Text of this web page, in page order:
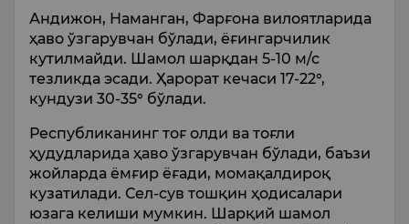
Андижон, Наманган, Фарғона вилоятларида
ҳаво ўзгарувчан бўлади, ёғингарчилик
кутилмайди. Шамол шарқдан 5-10 м/с
тезликда эсади. Ҳарорат кечаси 17-22°,
кундузи 30-35° бўлади.
Республиканинг тоғ олди ва тоғли
ҳудудларида ҳаво ўзгарувчан бўлади, баъзи
жойларда ёмғир ёғади, момақалдироқ
кузатилади. Сел-сув тошқин ҳодисалари
юзага келиши мумкин. Шарқий шамол